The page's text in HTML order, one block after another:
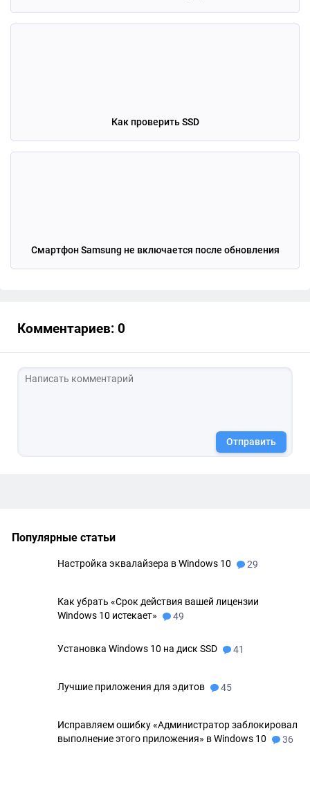
Популярные статьи
Настройка эквалайзера в Windows 10 29
Как убрать «Срок действия вашей лицензии
Windows 10 истекает»
49
Установка Windows 10 на диск SSD 41
Лучшие приложения для эдитов 45
Исправляем ошибку «Администратор заблокировал
выполнение этого приложения» в Windows 10
36
Как проверить SSD
Смартфон Samsung не включается после обновления
Комментариев: 0
Отправить